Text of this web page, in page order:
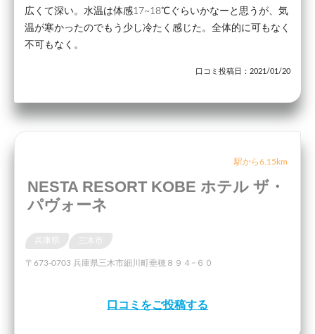
広くて深い。水温は体感17~18℃ぐらいかなーと思うが、気
温が寒かったのでもう少し冷たく感じた。全体的に可もなく
不可もなく。
口コミ投稿日：2021/01/20
駅から6.15km
NESTA RESORT KOBE ホテル ザ・
パヴォーネ
〒673-0703 兵庫県三木市細川町垂穂８９４−６０
口コミをご投稿する